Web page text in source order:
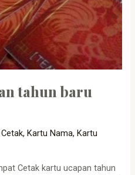
tahun baru
Cetak,Kartu Nama,Kartu
Cetak kartu ucapan tahun